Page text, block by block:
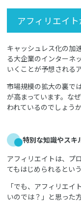
アフィリエイ
キャッシュレス化の加
る大企業のインターネ
いくことが予想される
市場規模の拡大の裏で
が高まっています。な
われているのでしょう
特別な知識やスキ
アフィリエイトは、プ
てもはじめられるとい
「でも、アフィリエ
いのでは？」と思った